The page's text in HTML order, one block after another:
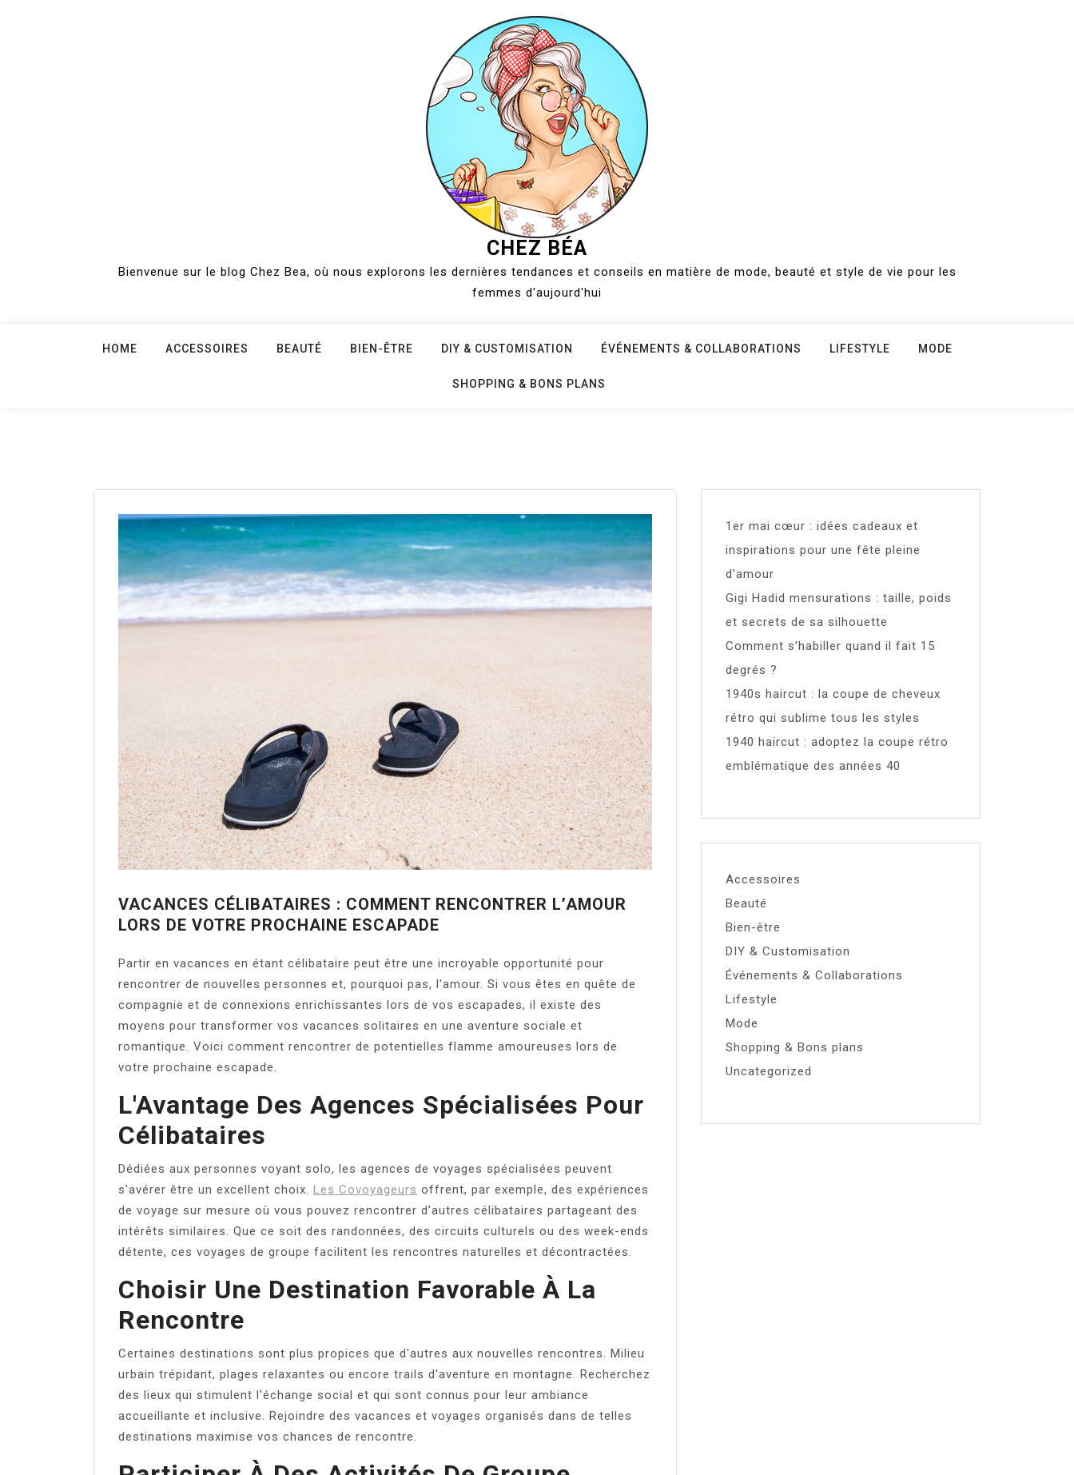
CHEZ BÉA
Bienvenue sur le blog Chez Bea, où nous explorons les dernières tendances et conseils en matière de mode, beauté et style de vie pour les
femmes d'aujourd'hui
HOME ACCESSOIRES BEAUTÉ BIEN-ÊTRE DIY & CUSTOMISATION ÉVÉNEMENTS & COLLABORATIONS LIFESTYLE MODE
SHOPPING & BONS PLANS
VACANCES CÉLIBATAIRES : COMMENT RENCONTRER L’AMOUR
LORS DE VOTRE PROCHAINE ESCAPADE
Partir en vacances en étant célibataire peut être une incroyable opportunité pour
rencontrer de nouvelles personnes et, pourquoi pas, l'amour. Si vous êtes en quête de
compagnie et de connexions enrichissantes lors de vos escapades, il existe des
moyens pour transformer vos vacances solitaires en une aventure sociale et
romantique. Voici comment rencontrer de potentielles flamme amoureuses lors de
votre prochaine escapade.
L'Avantage Des Agences Spécialisées Pour
Célibataires
Dédiées aux personnes voyant solo, les agences de voyages spécialisées peuvent
s'avérer être un excellent choix. Les Covoyageurs offrent, par exemple, des expériences
de voyage sur mesure où vous pouvez rencontrer d’autres célibataires partageant des
intérêts similaires. Que ce soit des randonnées, des circuits culturels ou des week-ends
détente, ces voyages de groupe facilitent les rencontres naturelles et décontractées.
Choisir Une Destination Favorable À La
Rencontre
Certaines destinations sont plus propices que d'autres aux nouvelles rencontres. Milieu
urbain trépidant, plages relaxantes ou encore trails d'aventure en montagne. Recherchez
des lieux qui stimulent l'échange social et qui sont connus pour leur ambiance
accueillante et inclusive. Rejoindre des vacances et voyages organisés dans de telles
destinations maximise vos chances de rencontre.
1er mai cœur : idées cadeaux et
inspirations pour une fête pleine
d’amour
Gigi Hadid mensurations : taille, poids
et secrets de sa silhouette
Comment s’habiller quand il fait 15
degrés ?
1940s haircut : la coupe de cheveux
rétro qui sublime tous les styles
1940 haircut : adoptez la coupe rétro
emblématique des années 40
Accessoires
Beauté
Bien-être
DIY & Customisation
Événements & Collaborations
Lifestyle
Mode
Shopping & Bons plans
Uncategorized